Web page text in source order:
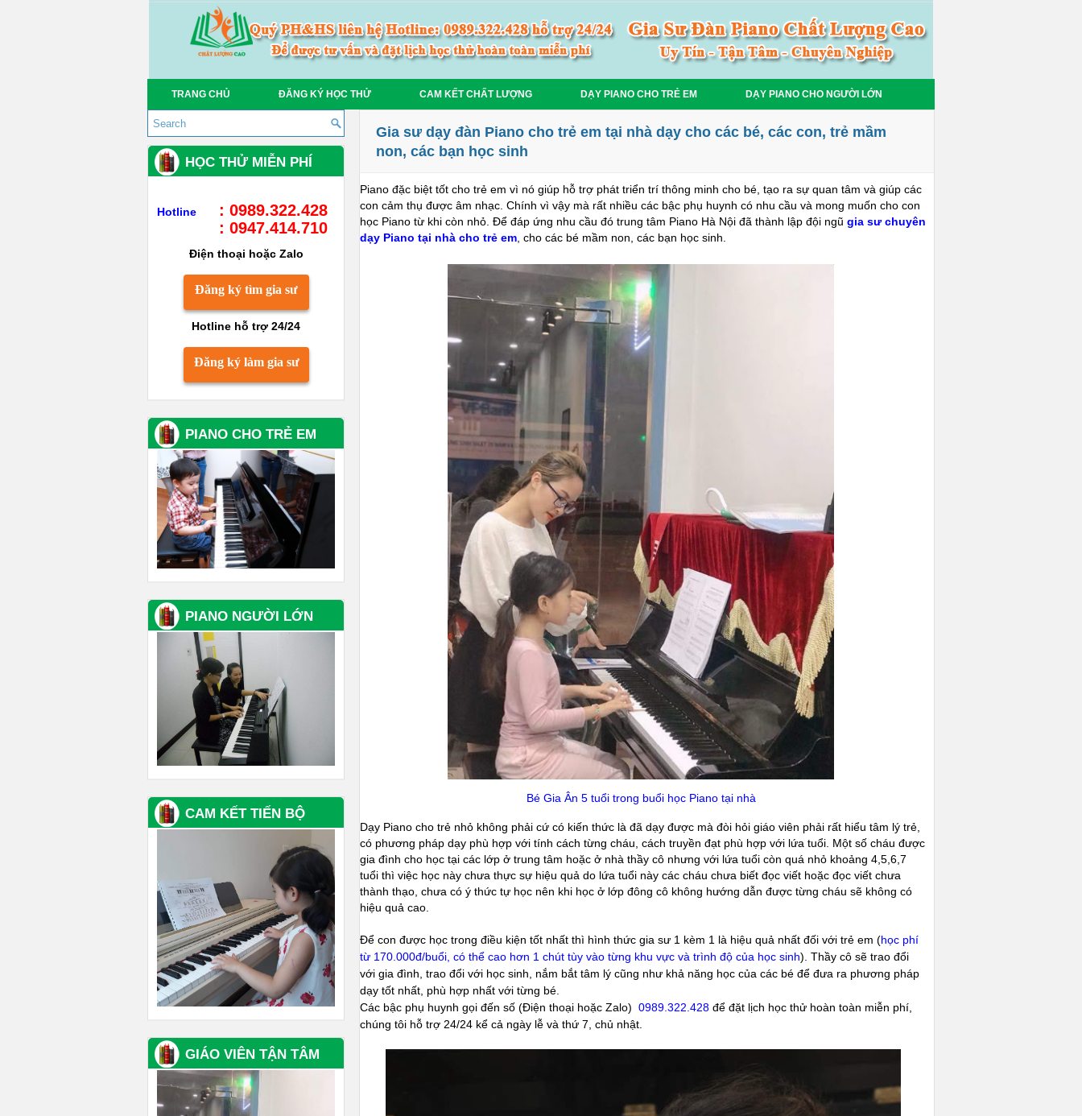
TRANG CHỦ ĐĂNG KÝ HỌC THỬ CAM KẾT CHẤT LƯỢNG DẠY PIANO CHO TRẺ EM DẠY PIANO CHO NGƯỜI LỚN
Gia sư dạy đàn Piano cho trẻ em tại nhà dạy cho các bé, các con, trẻ mầm
non, các bạn học sinh
Piano đặc biệt tốt cho trẻ em vì nó giúp hỗ trợ phát triển trí thông minh cho bé, tạo ra sự quan tâm và giúp các
con cảm thụ được âm nhạc. Chính vì vậy mà rất nhiều các bậc phụ huynh có nhu cầu và mong muốn cho con
học Piano từ khi còn nhỏ. Để đáp ứng nhu cầu đó trung tâm Piano Hà Nội đã thành lập đội ngũ gia sư chuyên
dạy Piano tại nhà cho trẻ em , cho các bé mầm non, các bạn học sinh.
Bé Gia Ân 5 tuổi trong buổi học Piano tại nhà
Dạy Piano cho trẻ nhỏ không phải cứ có kiến thức là đã dạy được mà đòi hỏi giáo viên phải rất hiểu tâm lý trẻ,
có phương pháp dạy phù hợp với tính cách từng cháu, cách truyền đạt phù hợp với lứa tuổi. Một số cháu được
gia đình cho học tại các lớp ở trung tâm hoặc ở nhà thầy cô nhưng với lứa tuổi còn quá nhỏ khoảng 4,5,6,7
tuổi thì việc học này chưa thực sự hiệu quả do lứa tuổi này các cháu chưa biết đọc viết hoặc đọc viết chưa
thành thạo, chưa có ý thức tự học nên khi học ở lớp đông cô không hướng dẫn được từng cháu sẽ không có
hiệu quả cao.
Để con được học trong điều kiện tốt nhất thì hình thức gia sư 1 kèm 1 là hiệu quả nhất đối với trẻ em (học phí
từ 170.000đ/buổi, có thể cao hơn 1 chút tùy vào từng khu vực và trình độ của học sinh). Thầy cô sẽ trao đổi
với gia đình, trao đổi với học sinh, nắm bắt tâm lý cũng như khả năng học của các bé để đưa ra phương pháp
dạy tốt nhất, phù hợp nhất với từng bé.
Các bậc phụ huynh gọi đến số (Điện thoại hoặc Zalo) 0989.322.428 để đặt lịch học thử hoàn toàn miễn phí,
chúng tôi hỗ trợ 24/24 kể cả ngày lễ và thứ 7, chủ nhật.
HỌC THỬ MIỄN PHÍ
Hotline
: 0989.322.428
: 0947.414.710
Điện thoại hoặc Zalo
Đăng ký tìm gia sư
Hotline hỗ trợ 24/24
Đăng ký làm gia sư
PIANO CHO TRẺ EM
PIANO NGƯỜI LỚN
CAM KẾT TIẾN BỘ
GIÁO VIÊN TẬN TÂM